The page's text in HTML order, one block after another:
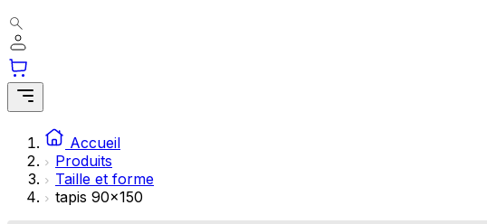
Accueil
Produits
Taille et forme
tapis 90x150